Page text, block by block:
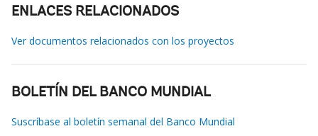
ENLACES RELACIONADOS
Ver documentos relacionados con los proyectos
BOLETÍN DEL BANCO MUNDIAL
Suscríbase al boletín semanal del Banco Mundial